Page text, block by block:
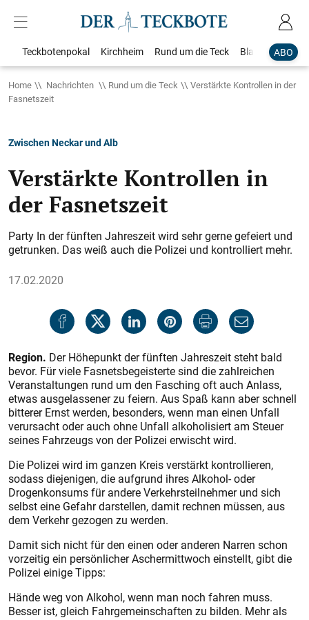
ABO
Teckbotenpokal Kirchheim Rund um die Teck Blaulicht
Home Nachrichten Rund um die Teck
Verstärkte Kontrollen in der
Fasnetszeit
Zwischen Neckar und Alb
Verstärkte Kontrollen in
der Fasnetszeit
Party In der fünften Jahreszeit wird sehr gerne gefeiert und
getrunken. Das weiß auch die Polizei und kontrolliert mehr.
17.02.2020
Region. Der Höhepunkt der fünften Jahreszeit steht bald
bevor. Für viele Fasnetsbegeisterte sind die zahlreichen
Veranstaltungen rund um den Fasching oft auch Anlass,
etwas ausgelassener zu feiern. Aus Spaß kann aber schnell
bitterer Ernst werden, besonders, wenn man einen Unfall
verursacht oder auch ohne Unfall alkoholisiert am Steuer
seines Fahrzeugs von der Polizei erwischt wird.
Die Polizei wird im ganzen Kreis verstärkt kontrollieren,
sodass diejenigen, die aufgrund ihres Alkohol- oder
Drogenkonsums für andere Verkehrsteilnehmer und sich
selbst eine Gefahr darstellen, damit rechnen müssen, aus
dem Verkehr gezogen zu werden.
Damit sich nicht für den einen oder anderen Narren schon
vorzeitig ein persönlicher Aschermittwoch einstellt, gibt die
Polizei einige Tipps:
Hände weg von Alkohol, wenn man noch fahren muss.
Besser ist, gleich Fahrgemeinschaften zu bilden. Mehr als